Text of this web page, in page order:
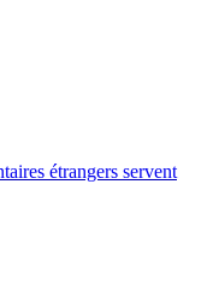
étrangers servent